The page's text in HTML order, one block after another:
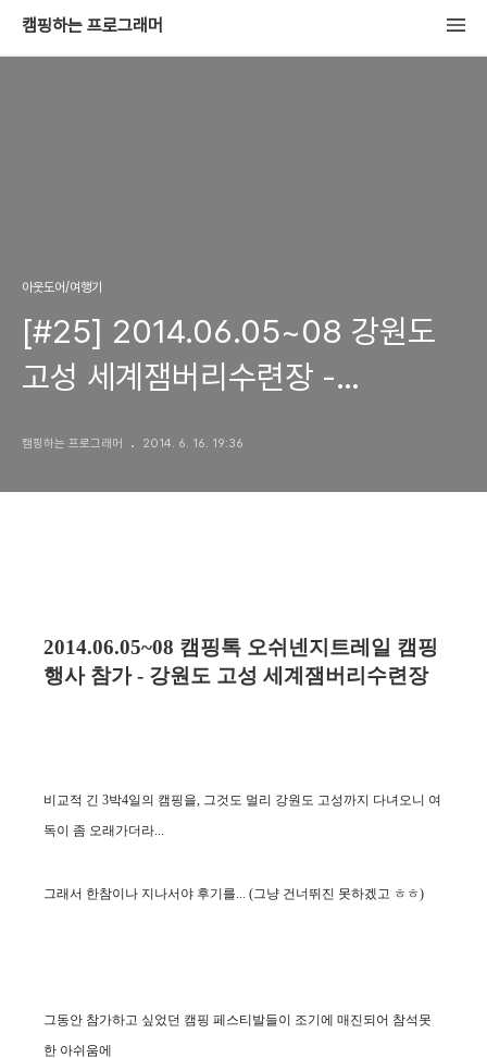
캠핑하는 프로그래머
아웃도어/여행기
[#25] 2014.06.05~08 강원도
고성 세계잼버리수련장 -
캠핑하는 프로그래머 2014. 6. 16. 19:36
2014.06.05~08 캠핑톡 오쉬넨지트레일 캠핑
행사 참가 - 강원도 고성 세계잼버리수련장
비교적 긴 3박4일의 캠핑을, 그것도 멀리 강원도 고성까지 다녀오니 여
독이 좀 오래가더라...
그래서 한참이나 지나서야 후기를... (그냥 건너뛰진 못하겠고 ㅎㅎ)
그동안 참가하고 싶었던 캠핑 페스티발들이 조기에 매진되어 참석못
한 아쉬움에